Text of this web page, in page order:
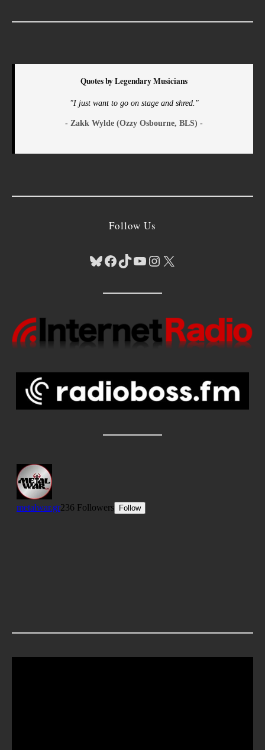
Quotes by Legendary Musicians
"I just want to go on stage and shred."
- Zakk Wylde (Ozzy Osbourne, BLS) -
Follow Us